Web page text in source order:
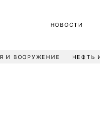
НОВОСТИ
И ВООРУЖЕНИЕ НЕФТЬ